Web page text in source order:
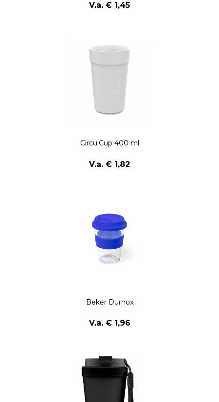
V.a. € 1,45
CirculCup 400 ml
V.a. € 1,82
Beker Durnox
V.a. € 1,96